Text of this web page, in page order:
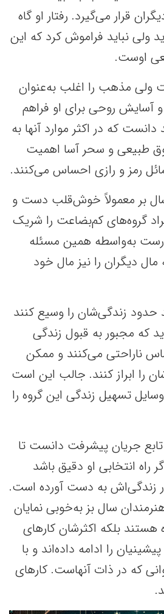
قرار می‌گیرد. رفتار او گاه
ولی نباید فراموش کرد که این
اوست.
ولی مذهب را اغلب به‌عنوان
آسایش روحی برای او فراهم
دانست که در اکثر موارد آنها به
طبیعی و سحر آسا اهمیت
رمز و رازی احساس می‌کنند.
سال بر معمولاً خوش‌قلب دست و
گروه‌های کم‌بضاعت را شریک
به‌واسطه همین مسئله
دیگران را نیز مال خود
حدود زندگی‌شان را وسیع کنند
که مجبور به قبول زندگی
ناراحتی می‌کنند و ممکن
را ابراز کنند. جالب این است
تسهیل زندگی این گروه را
جریان پیشرفت دانست تا
انتخابی او دقیق باشد
زندگی‌اش به دست آورده است.
سال بز به‌خوبی نمایان
هستند بلکه اکثرشان کارهای
را ادامه داده‌اند و با
که در ذات آنهاست. کارهای